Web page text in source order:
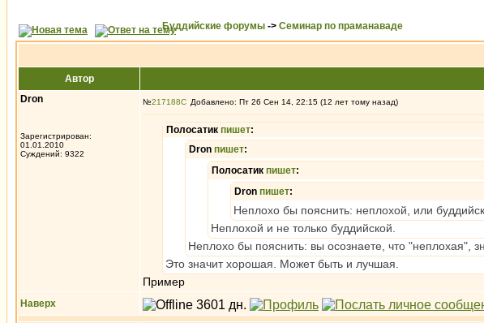
Буддийские форумы -> Семинар по праманаваде
Автор
Dron
Зарегистрирован:
01.01.2010
Суждений: 9322
№217188 Добавлено: Пт 26 Сен 14, 22:15 (12 лет тому назад)
Полосатик пишет:
Dron пишет:
Полосатик пишет:
Dron пишет:
Неплохо бы пояснить: неплохой, или
Неплохой и не только буддийской.
Неплохо бы пояснить: вы осознаете, что "неплохая",
Это значит хорошая. Может быть и лучшая.
Пример
Наверх